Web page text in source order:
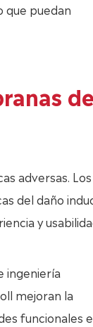
que puedan
de
adversas. Los
del daño
y
ingeniería
mejoran la
funcionales e